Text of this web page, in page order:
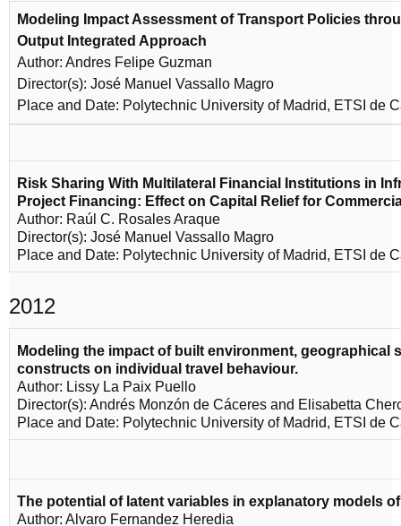
Modeling Impact Assessment of Transport Policies
Output Integrated Approach
Author: Andres Felipe Guzman
Director(s): José Manuel Vassallo Magro
Place and Date: Polytechnic University of Madrid, ETSI de
Risk Sharing With Multilateral Financial Institutions in
Project Financing: Effect on Capital Relief for
Author: Raúl C. Rosales Araque
Director(s): José Manuel Vassallo Magro
Place and Date: Polytechnic University of Madrid, ETSI de
2012
Modeling the impact of built environment, geographical
constructs on individual travel behaviour.
Author: Lissy La Paix Puello
Director(s): Andrés Monzón de Cáceres and Elisabetta
Place and Date: Polytechnic University of Madrid, ETSI de
The potential of latent variables in explanatory models
Author: Alvaro Fernandez Heredia